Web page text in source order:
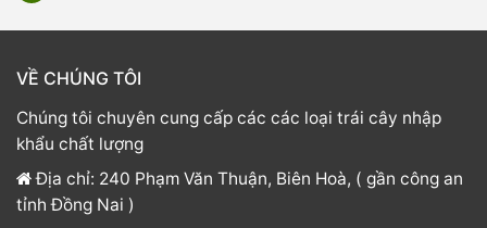
VỀ CHÚNG TÔI
Chúng tôi chuyên cung cấp các các loại trái cây nhập
khẩu chất lượng
Địa chỉ: 240 Phạm Văn Thuận, Biên Hoà, ( gần công an
tỉnh Đồng Nai )